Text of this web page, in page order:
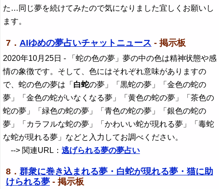
た…同じ夢を続けてみたので気になりました宜しくお願いし
ます。
7． AIゆめの夢占いチャットニュース - 掲示板
2020年10月25日 - 「蛇の色の夢」夢の中の色は精神状態や感
情の象徴です。そして、色にはそれぞれ意味がありますの
で、蛇の色の夢は「 白蛇の夢」「黒蛇の夢」「金色の蛇の
夢」「金色の蛇がいなくなる夢」「黄色の蛇の夢」「茶色の
蛇の夢」「緑色の蛇の夢」「青色の蛇の夢」「銀色の蛇の
夢」「カラフルな蛇の夢」「かわいい蛇が現れる夢」「毒蛇
な蛇が現れる夢」などと入力してお調べください。
--> 関連URL：逃げられる夢の夢占い
8． 群衆に巻き込まれる夢・白蛇が現れる夢・猫に助
けられる夢- 掲示板